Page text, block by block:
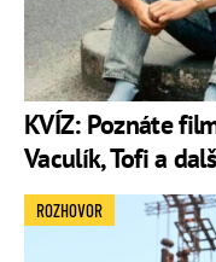
KVÍZ: Poznáte
Vaculík, Tofi a
ROZHOVOR